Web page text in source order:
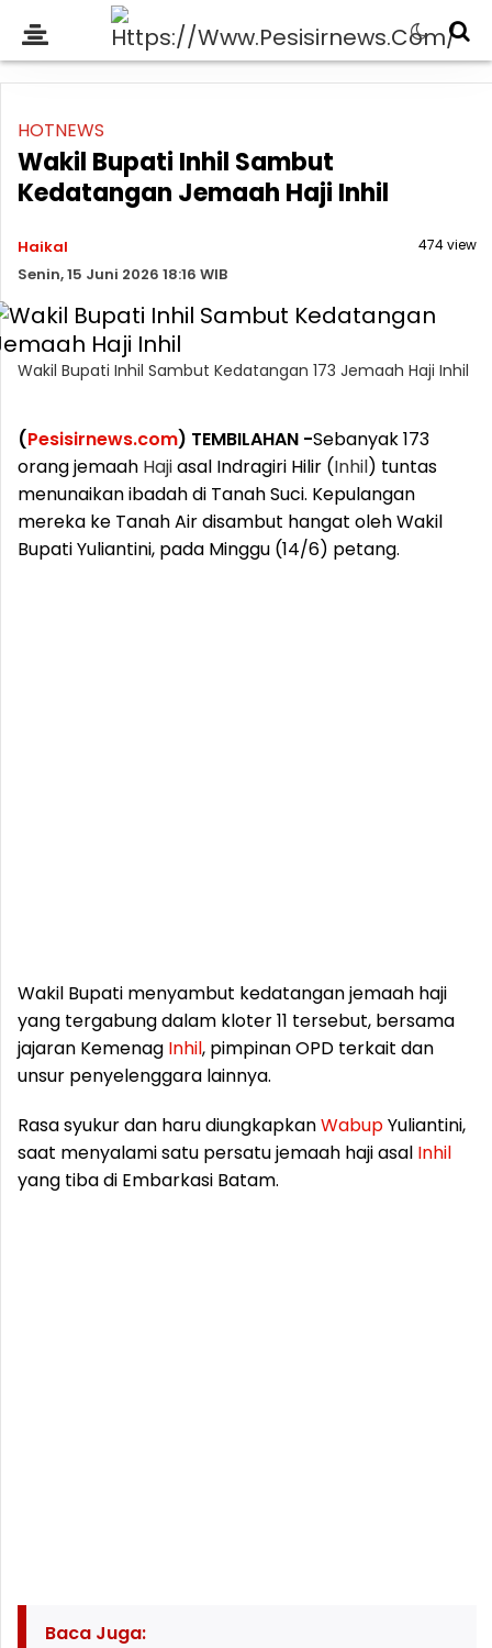
HOTNEWS
Wakil Bupati Inhil Sambut
Kedatangan Jemaah Haji Inhil
Haikal
Senin, 15 Juni 2026 18:16 WIB
474 view
Wakil Bupati Inhil Sambut Kedatangan 173 Jemaah Haji Inhil
(Pesisirnews.com) TEMBILAHAN -Sebanyak 173
orang jemaah Hajiasal Indragiri Hilir (Inhil) tuntas
menunaikan ibadah di Tanah Suci. Kepulangan
mereka ke Tanah Air disambut hangat oleh Wakil
Bupati Yuliantini, pada Minggu (14/6) petang.
Wakil Bupati menyambut kedatangan jemaah haji
yang tergabung dalam kloter 11 tersebut, bersama
jajaran Kemenag Inhil, pimpinan OPD terkait dan
unsur penyelenggara lainnya.
Rasa syukur dan haru diungkapkanWabupYuliantini,
saat menyalami satu persatu jemaah haji asal Inhil
yang tiba di Embarkasi Batam.
Baca Juga: